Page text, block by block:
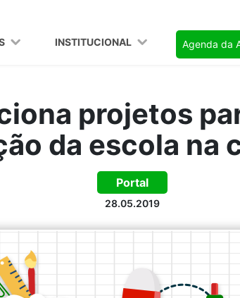
INSTITUCIONAL Agenda da
projetos
da escola na
Portal
28.05.2019